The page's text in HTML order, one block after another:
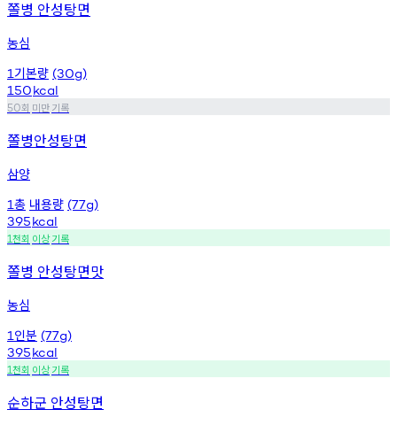
쫄병 안성탕면
농심
1 기본량 (30g)
150kcal
50회 미만기록
쫄병안성탕면
삼양
1총 내용량 (77g)
395kcal
1천회 이상기록
쫄병 안성탕면맛
농심
1 인분 (77g)
395kcal
1천회 이상기록
순하군 안성탕면